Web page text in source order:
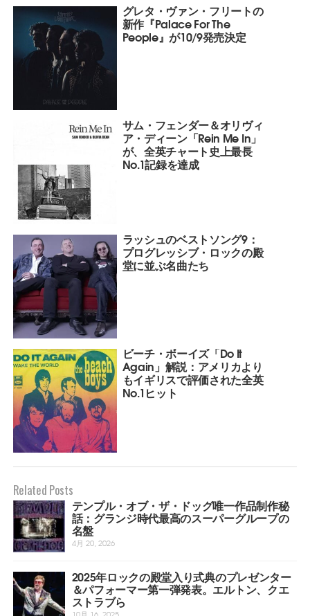
グレタ・ヴァン・フリートの
新作『Palace For The
People』が10/9発売決定
サム・フェンダー＆オリヴィ
ア・ディーン「Rein Me In」
が、全英チャート史上最長
No.1記録を達成
ラッシュのベストソング9：
プログレッシブ・ロックの殿
堂に並ぶ名曲たち
ビーチ・ボーイズ「Do It
Again」解説：アメリカより
もイギリスで評価された全英
No.1ヒット
Related Posts
テンプル・オブ・ザ・ドッグ唯一作品制作秘
話：グランジ時代最高のスーパーグループの
名盤
4月 20, 2026
2025年ロックの殿堂入り式典のプレゼンター
＆パフォーマー第一弾発表。エルトン、クエ
ストラブら
10月 16, 2025